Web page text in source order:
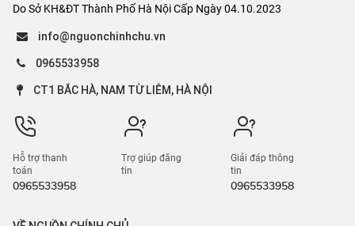
Do Sở KH&ĐT Thành Phố Hà Nội Cấp Ngày 04.10.2023
info@nguonchinhchu.vn
0965533958
CT1 BẮC HÀ, NAM TỪ LIÊM, HÀ NỘI
Hỗ trợ thanh
toán
0965533958
Trợ giúp đăng
tin
Giải đáp thông
tin
0965533958